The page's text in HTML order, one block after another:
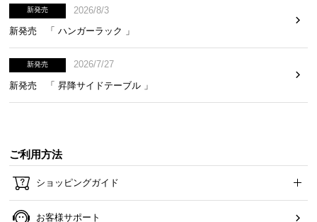
新発売
2026/8/3
新発売 「 ハンガーラック 」
新発売
2026/7/27
新発売 「 昇降サイドテーブル 」
ご利用方法
ショッピングガイド
お客様サポート